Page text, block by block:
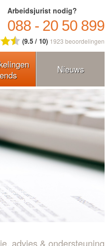
Arbeidsjurist nodig?
088 - 20 50 899
(9.5 / 10) 1923 beoordelingen
Nieuws
advies & ondersteuning